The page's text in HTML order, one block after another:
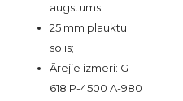
augstums;
25 mm plauktu
solis;
Ārējie izmēri: G-
618 P-4500 A-980